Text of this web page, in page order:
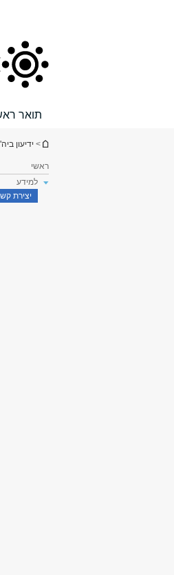
תואר
הינך נמצא
> ידיעון
ראשי
למידע
יצירת